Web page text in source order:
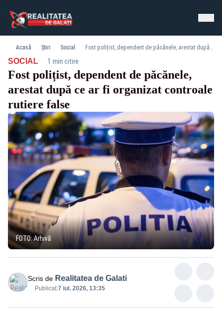
Acasă Știri Social Fost polițist, dependent de păcănele, arestat după ce ar fi organizat controale rutiere false
SOCIAL· 1 min citire
Fost polițist, dependent de păcănele,
arestat după ce ar fi organizat controale
rutiere false
FOTO: Arhivă
Scris de Realitatea de Galati
Publicat:7 iul. 2026, 13:35